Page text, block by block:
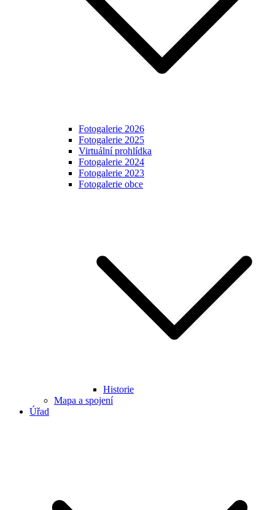
Fotogalerie 2026
Fotogalerie 2025
Virtuální prohlídka
Fotogalerie 2024
Fotogalerie 2023
Fotogalerie obce
Historie
Mapa a spojení
Úřad